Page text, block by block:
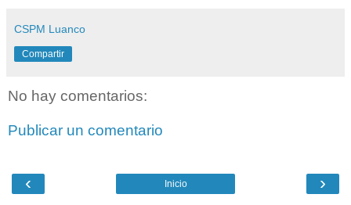
CSPM Luanco
Compartir
No hay comentarios:
Publicar un comentario
‹ ›
Inicio